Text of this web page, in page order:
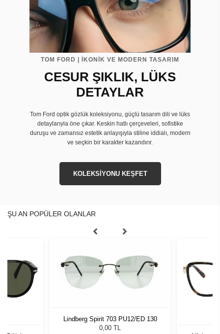
TOM FORD | İKONİK VE MODERN TASARIM
CESUR ŞIKLIK, LÜKS
DETAYLAR
Tom Ford optik gözlük koleksiyonu, güçlü tasarım dili ve lüks
detaylarıyla öne çıkar. Keskin hatlı çerçeveleri, sofistike
duruşu ve zamansız estetik anlayışıyla stiline iddialı, modern
ve seçkin bir karakter kazandırır.
KOLEKSİYONU KEŞFET
ŞU AN POPÜLER OLANLAR
Lindberg Spirit 703 PU12/ED 130
0,00 TL